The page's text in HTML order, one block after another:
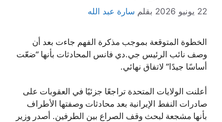
22 يونيو 2026 بقلم سارة عبد الله
الخطوة المتوقعة بموجب مذكرة الفهم جاءت بعد أن
وصف نائب الرئيس جي.دي فانس المحادثات بأنها “ضعّت
أساسًا جيدًا” لاتفاق نهائي.
أعلنت الولايات المتحدة تراجعًا جزئيًا في العقوبات على
صادرات النفط الإيرانية بعد محادثات وصفتها الأطراف
بأنها مشجعة لبحث وقف الصراع بين الطرفين. أصدر وزير